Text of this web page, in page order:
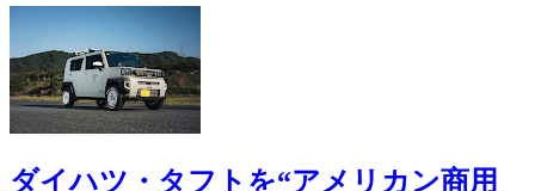
ダイハツ・タフトを“アメリカン商用